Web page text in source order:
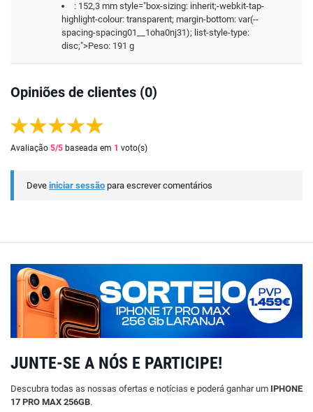
: 152,3 mm style="box-sizing: inherit;-webkit-tap-
highlight-colour: transparent; margin-bottom: var(--
spacing-spacing01__1oha0nj31); list-style-type:
disc;">Peso: 191 g
Opiniões de clientes (0)
Avaliação 5/5 baseada em 1 voto(s)
Deve iniciar sessão para escrever comentários
JUNTE-SE A NÓS E PARTICIPE!
Descubra todas as nossas ofertas e notícias e poderá ganhar um IPHONE
17 PRO MAX 256GB.